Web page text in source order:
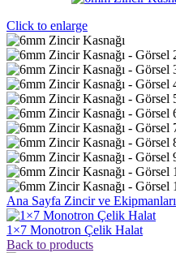
Click to enlarge
Ana Sayfa Zincir ve Ekipmanları
1×7 Monotron Çelik Halat
Back to products